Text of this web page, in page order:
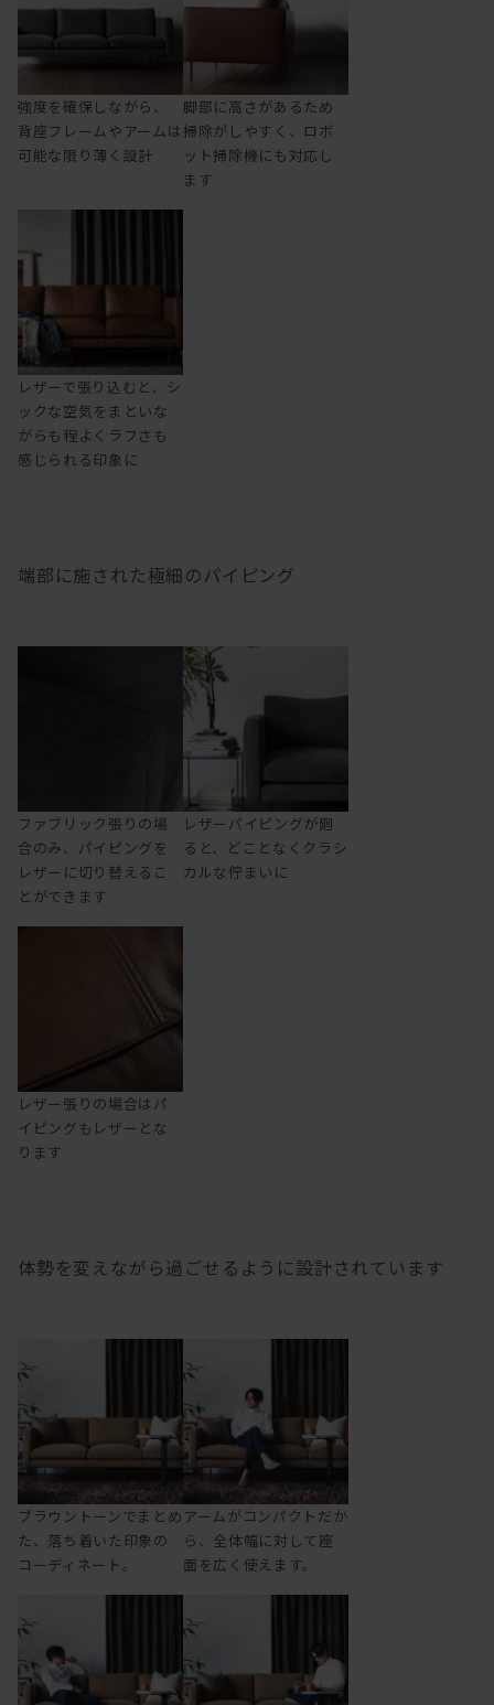
強度を確保しながら、
背座フレームやアームは
可能な限り薄く設計
脚部に高さがあるため
掃除がしやすく、ロボ
ット掃除機にも対応し
ます
レザーで張り込むと、シ
ックな空気をまといな
がらも程よくラフさも
感じられる印象に
端部に施された極細のパイピング
ファブリック張りの場
合のみ、パイピングを
レザーに切り替えるこ
とができます
レザーパイピングが廻
ると、どことなくクラシ
カルな佇まいに
レザー張りの場合はパ
イピングもレザーとな
ります
体勢を変えながら過ごせるように設計されています
ブラウントーンでまとめ
た、落ち着いた印象の
コーディネート。
アームがコンパクトだか
ら、全体幅に対して座
面を広く使えます。